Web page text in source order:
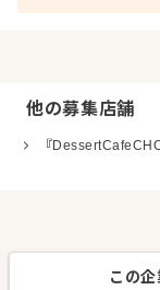
他の募集店舗
『
この